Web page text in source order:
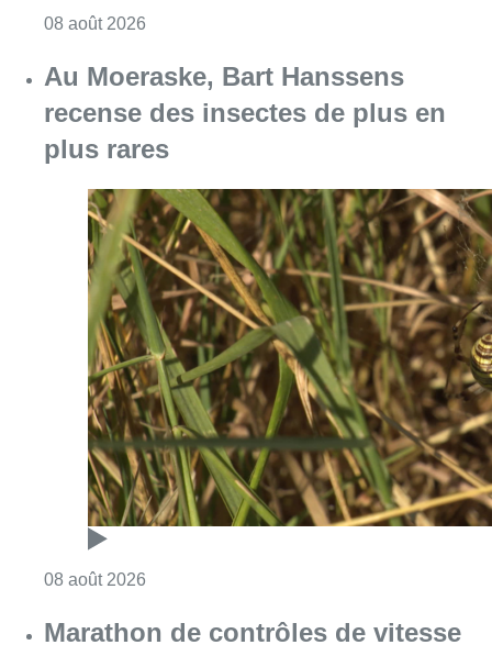
08 août 2026
Au Moeraske, Bart Hanssens
recense des insectes de plus en
plus rares
08 août 2026
Marathon de contrôles de vitesse